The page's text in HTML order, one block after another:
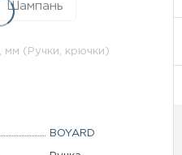
Шампань
мм (Ручки, крючки)
BOYARD